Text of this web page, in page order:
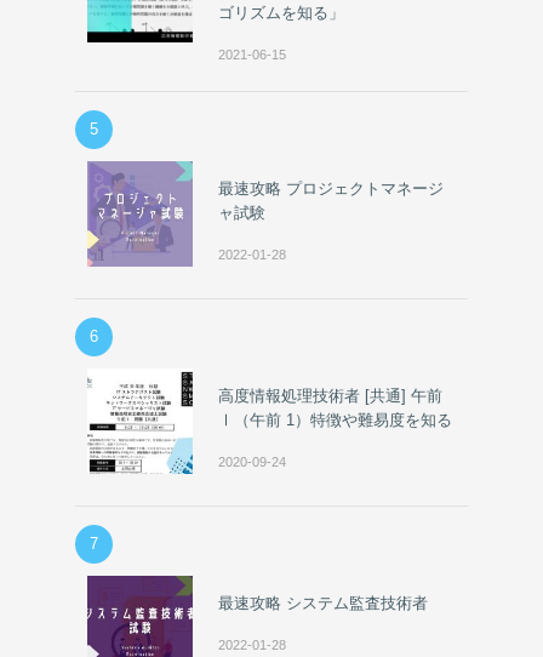
ゴリズムを知る」
2021-06-15
5
最速攻略 プロジェクトマネージ
ャ試験
2022-01-28
6
高度情報処理技術者 [共通] 午前
Ⅰ（午前 1）特徴や難易度を知る
2020-09-24
7
最速攻略 システム監査技術者
2022-01-28